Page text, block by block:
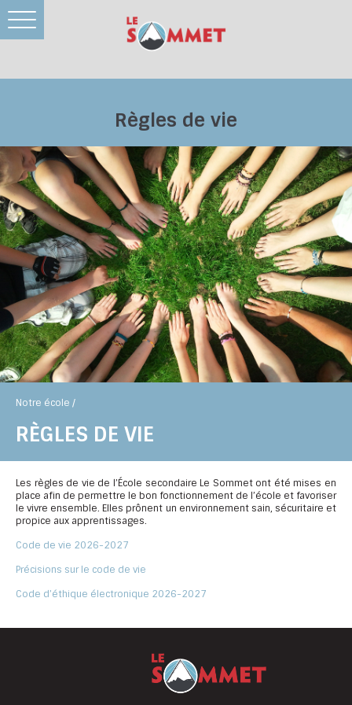
navigation
Règles de vie
Notre école /
RÈGLES DE VIE
Les règles de vie de l’École secondaire Le Sommet ont été mises en
place afin de permettre le bon fonctionnement de l’école et favoriser
le vivre ensemble. Elles prônent un environnement sain, sécuritaire et
propice aux apprentissages.
Code de vie 2026-2027
Précisions sur le code de vie
Code d’éthique électronique 2026-2027